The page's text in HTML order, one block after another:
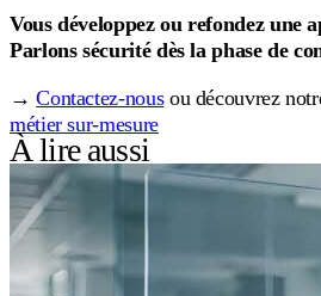
Vous développez ou refondez une
Parlons sécurité dès la phase de
→Contactez-nousou découvrez
métier sur-mesure
À lire aussi